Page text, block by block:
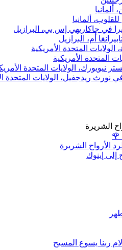
ألمانيا
في جاكاريهي إس بي، البرازيل
أم، البرازيل
المتحدة الأمريكية
المتحدة الأمريكية
الولايات المتحدة
ريدجفيل، الولايات المتحدة
الشريرة
🌹
الأرواح الشريرة
إينوك
ربنا يسوع المسيح